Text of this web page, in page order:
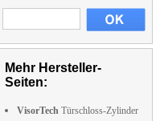
Mehr Hersteller-
Seiten:
VisorTech Türschloss-Zylinder